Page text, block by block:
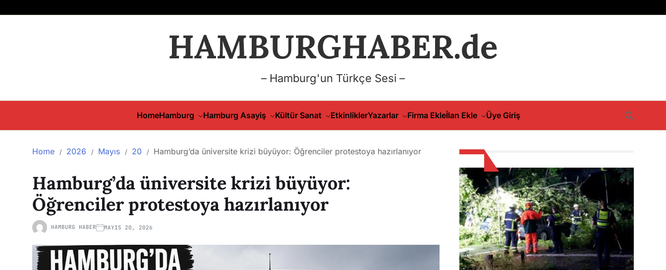
HAMBURGHABER.de
– Hamburg'un Türkçe Sesi –
HomeHamburg Hamburg Asayiş Kültür Sanat EtkinliklerYazarlar Firma Ekleİlan Ekle Üye Giriş
Home 2026 Mayıs 20 Hamburg’da üniversite krizi büyüyor: Öğrenciler protestoya hazırlanıyor
Hamburg’da üniversite krizi büyüyor:
Öğrenciler protestoya hazırlanıyor
HAMBURG HABER MAYIS 20, 2026